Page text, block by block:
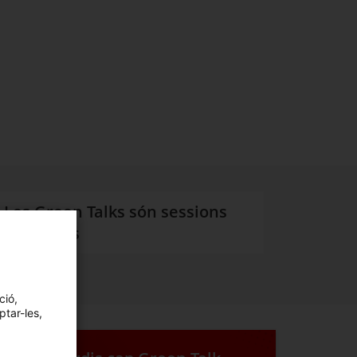
LesGreen Talks són sessions
mensuals
les,